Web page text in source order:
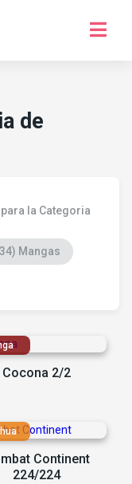
de
la Categoria
Mangas
Cocona 2/2
Continent
224/224